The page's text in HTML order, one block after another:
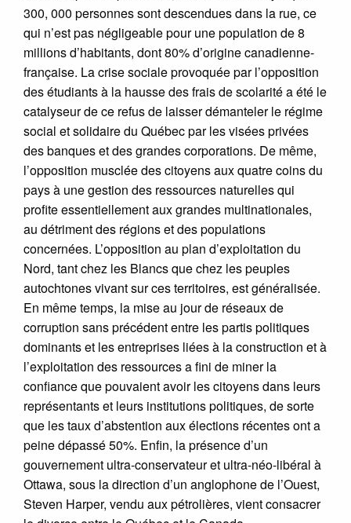
300, 000 personnes sont descendues dans la rue, ce
qui n’est pas négligeable pour une population de 8
millions d’habitants, dont 80% d’origine canadienne-
française. La crise sociale provoquée par l’opposition
des étudiants à la hausse des frais de scolarité a été le
catalyseur de ce refus de laisser démanteler le régime
social et solidaire du Québec par les visées privées
des banques et des grandes corporations. De même,
l’opposition musclée des citoyens aux quatre coins du
pays à une gestion des ressources naturelles qui
profite essentiellement aux grandes multinationales,
au détriment des régions et des populations
concernées. L’opposition au plan d’exploitation du
Nord, tant chez les Blancs que chez les peuples
autochtones vivant sur ces territoires, est généralisée.
En même temps, la mise au jour de réseaux de
corruption sans précédent entre les partis politiques
dominants et les entreprises liées à la construction et à
l’exploitation des ressources a fini de miner la
confiance que pouvaient avoir les citoyens dans leurs
représentants et leurs institutions politiques, de sorte
que les taux d’abstention aux élections récentes ont a
peine dépassé 50%. Enfin, la présence d’un
gouvernement ultra-conservateur et ultra-néo-libéral à
Ottawa, sous la direction d’un anglophone de l’Ouest,
Steven Harper, vendu aux pétrolières, vient consacrer